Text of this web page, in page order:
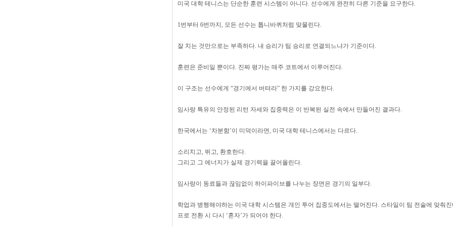
미국 대학 테니스는 단순한 훈련 시스템이 아니다. 선수에게 완전히 다른 기준을 요구한다.
1번부터 6번까지, 모든 선수는 톱니바퀴처럼 맞물린다.
잘 치는 것만으로는 부족하다. 내 승리가 팀 승리로 연결되느냐가 기준이다.
훈련은 준비일 뿐이다. 진짜 평가는 매주 코트에서 이루어진다.
이 구조는 선수에게 “경기에서 버텨라” 한 가지를 강요한다.
임사랑 특유의 안정된 리턴 자세와 집중력은 이 반복된 실전 속에서 만들어진 결과다.
한국에서는 ‘차분함’이 미덕이라면, 미국 대학 테니스에서는 다르다.
소리치고, 뛰고, 환호한다.
그리고 그 에너지가 실제 경기력을 끌어올린다.
임사랑이 동료들과 끊임없이 하이파이브를 나누는 장면은 경기의 일부다.
학업과 병행해야하는 미국 대학 시스템은 개인 투어 집중도에서는 떨어진다. 스타일이 팀 전술에 맞춰진
프로 전환 시 다시 ‘혼자’가 되어야 한다.